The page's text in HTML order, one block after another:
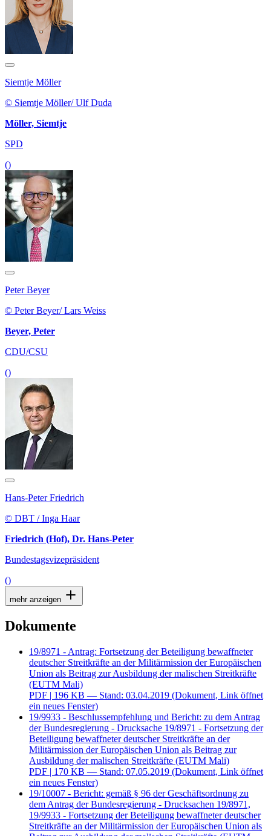
Siemtje Möller
© Siemtje Möller/ Ulf Duda
Möller, Siemtje
SPD
()
Peter Beyer
© Peter Beyer/ Lars Weiss
Beyer, Peter
CDU/CSU
()
Hans-Peter Friedrich
© DBT / Inga Haar
Friedrich (Hof), Dr. Hans-Peter
Bundestagsvizepräsident
()
mehr anzeigen
Dokumente
deutscher Streitkräfte an der Militärmission der Europäischen
Union als Beitrag zur Ausbildung der malischen Streitkräfte
PDF| 196 KB — Stand: 03.04.2019 (Dokument, Link öffnet
ein neues Fenster)
19/9933 - Beschlussempfehlung und Bericht: zu dem Antrag
der Bundesregierung - Drucksache 19/8971 - Fortsetzung der
Beteiligung bewaffneter deutscher Streitkräfte an der
Militärmission der Europäischen Union als Beitrag zur
Ausbildung der malischen Streitkräfte (EUTM Mali)
PDF| 170 KB — Stand: 07.05.2019 (Dokument, Link öffnet
ein neues Fenster)
19/10007 - Bericht: gemäß § 96 der Geschäftsordnung zu
dem Antrag der Bundesregierung - Drucksachen 19/8971,
19/9933 - Fortsetzung der Beteiligung bewaffneter deutscher
Streitkräfte an der Militärmission der Europäischen Union als
Beitrag zur Ausbildung der malischen Streitkräfte (EUTM
Mali)
PDF| 135 KB — Stand: 08.05.2019 (Dokument, Link öffnet
ein neues Fenster)